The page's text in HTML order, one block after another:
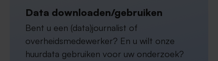
Data downloaden/gebruiken
Bent u een (data)journalist of
overheidsmedewerker? En u wilt onze
huurdata gebruiken voor uw onderzoek?